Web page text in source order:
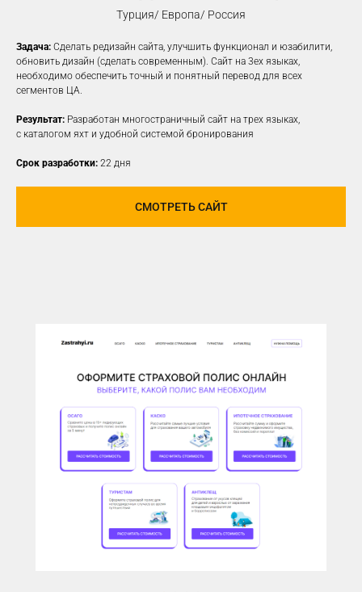
Турция/ Европа/ Россия
Задача: Сделать редизайн сайта, улучшить функционал и юзабилити,
обновить дизайн (сделать современным). Сайт на 3ех языках,
необходимо обеспечить точный и понятный перевод для всех
сегментов ЦА.
Результат: Разработан многостраничный сайт на трех языках,
с каталогом яхт и удобной системой бронирования
Срок разработки: 22 дня
СМОТРЕТЬ САЙТ
КОНТЕКСТНАЯ
РЕКЛАМА
Создаем рекламные объявления
на различных платформах для привлечения
новой заинтересованной ЦА
У ВАС ЕСТЬ САЙТ,
НО РЕКЛАМА НЕ ПРИНОСИТ
ЖЕЛАЕМОГО КОЛИЧЕСТВА
ЗАЯВОК?
Предлагаем решение, которое